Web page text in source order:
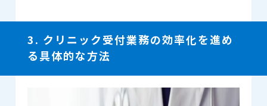
3. クリニック受付業務の効率化を進め
る具体的な方法